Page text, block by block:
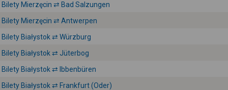
Bilety Mierzęcin ⇄ Bad Salzungen
Bilety Mierzęcin ⇄ Antwerpen
Bilety Białystok ⇄ Würzburg
Bilety Białystok ⇄ Jüterbog
Bilety Białystok ⇄ Ibbenbüren
Bilety Białystok ⇄ Frankfurt (Oder)